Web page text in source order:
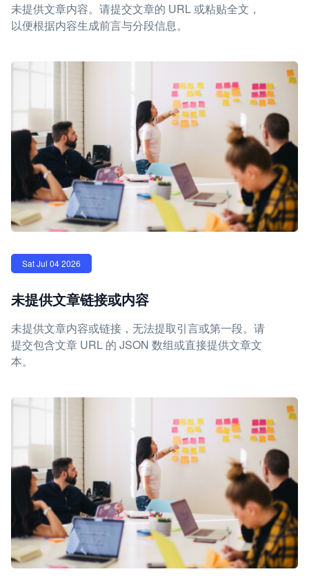
未提供文章内容。请提交文章的 URL 或粘贴全文，
以便根据内容生成前言与分段信息。
Sat Jul 04 2026
未提供文章链接或内容
未提供文章内容或链接，无法提取引言或第一段。请
提交包含文章 URL 的 JSON 数组或直接提供文章文
本。